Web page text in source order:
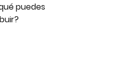
puedes